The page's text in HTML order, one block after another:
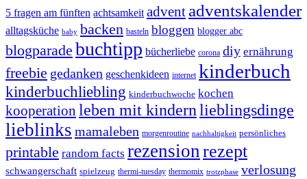
5 fragen am fünften achtsamkeit advent adventskalender
alltagsküche baby backen basteln bloggen blogger abc
blogparade buchtipp bücherliebe corona diy ernährung
freebie gedanken geschenkideen internet kinderbuch
kinderbuchliebling kinderbuchwoche kochen
kooperation leben mit kindernlieblingsdinge
lieblinks mamaleben morgenroutine nachhaltigkeit persönliches
printable random facts rezensionrezept
schwangerschaft spielzeug thermi-tuesday thermomix trotzphase verlosung